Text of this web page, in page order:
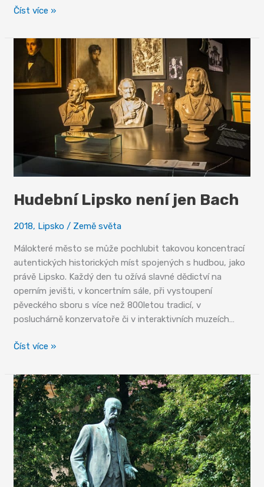
Tisíc
řeky
svatého
Vavřince
Číst více »
Hudební Lipsko není jen Bach
2018, Lipsko / Země světa
Málokteré město se může pochlubit takovou koncentrací
autentických historických míst spojených s hudbou, jako
právě Lipsko. Každý den tu ožívá slavné dědictví na
operním jevišti, v koncertním sále, při vystoupení
pěveckého sboru s více než 800letou tradicí, v
posluchárně konzervatoře či v interaktivních muzeích…
Hudební
není
jen
Bach
Číst více »